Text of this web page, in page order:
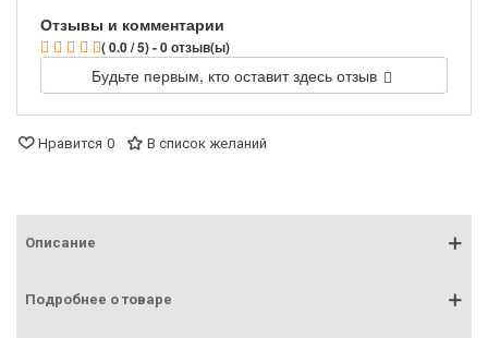
Отзывы и комментарии
( 0.0 / 5) - 0 отзыв(ы)
Будьте первым, кто оставит здесь отзыв
Нравится 0 В список желаний
Описание
Подробнее о товаре